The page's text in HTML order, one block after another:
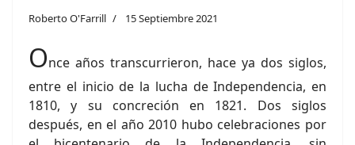
Roberto O'Farrill 15 Septiembre 2021
Once años transcurrieron, hace ya dos siglos,
entre el inicio de la lucha de Independencia, en
1810, y su concreción en 1821. Dos siglos
después, en el año 2010 hubo celebraciones por